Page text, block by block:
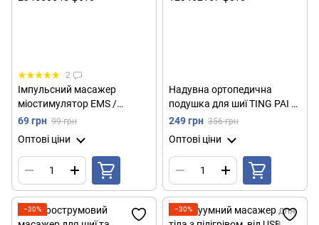
2
Імпульсний масажер
міостимулятор EMS /
Електростимулятор для
69 грн 99 грн
Оптові ціни
Надувна ортопедична
подушка для шиї TING PAI /
Лікувальний шийний комір
249 грн 356 грн
Оптові ціни
−30% −30%